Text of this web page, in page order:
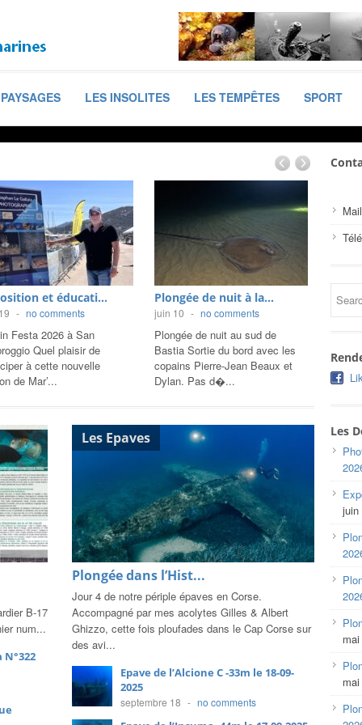
PAYSAGES LES INSOLITES LES TEMPÊTES SPORT
de nuit à la...
- no comments
de nuit au sud de
Sortie du bord avec les
Pierre-Jean Beaux et
Pas d�...
Plongée de nuit à la...
mai 29 - no comments
Retour sur notre spot sableux
favori au sud de Bastia avec
Pierre-Jean, Celine et Dylan Les
conditio...
sable
un...
B-17
num...
Les Epaves
Plongée dans l’Hist...
Jour 4 de notre périple épaves en Corse.
Accompagné par mes acolytes Gilles & Albert
Ghizzo, cette fois ploufades dans le Cap Corse sur
des avi...
Epave de l’Alcione C -33m le 18-09-
2025
septembre 18 - no comments
Les
juin